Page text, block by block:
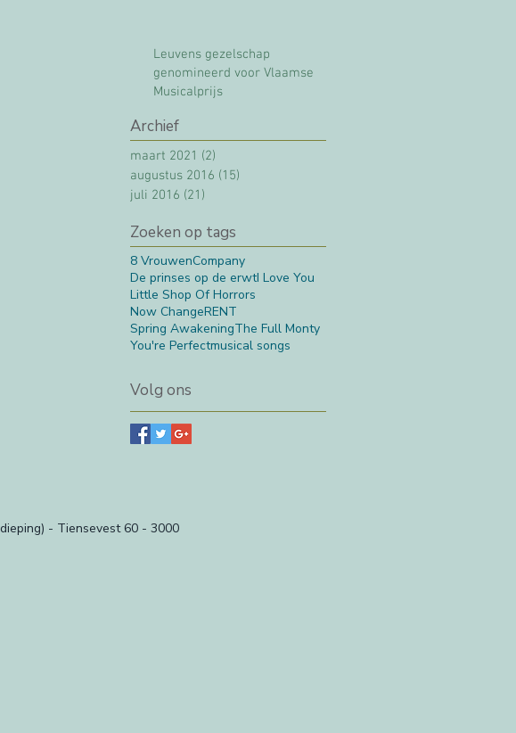
Leuvens gezelschap
genomineerd voor Vlaamse
Musicalprijs
Archief
maart 2021 (2)
augustus 2016 (15)
juli 2016 (21)
Zoeken op tags
8 VrouwenCompany
De prinses op de erwtI Love You
Little Shop Of Horrors
Now ChangeRENT
Spring AwakeningThe Full Monty
You're Perfectmusical songs
Volg ons
- Tiensevest 60 - 3000